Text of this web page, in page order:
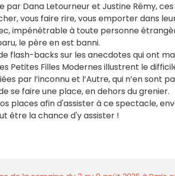
par Dana Letourneur et Justine Rémy,
vous faire rire, vous emporter dans
impénétrable à toute personne
le père en est banni.
flash-backs sur les anecdotes qui ont
Petites Filles Modernes illustrent le
par l’inconnu et l’Autre, qui n’en sont
se faire une place, en dehors du grenier.
places afin d'assister à ce spectacle,
être la chance d'y assister !